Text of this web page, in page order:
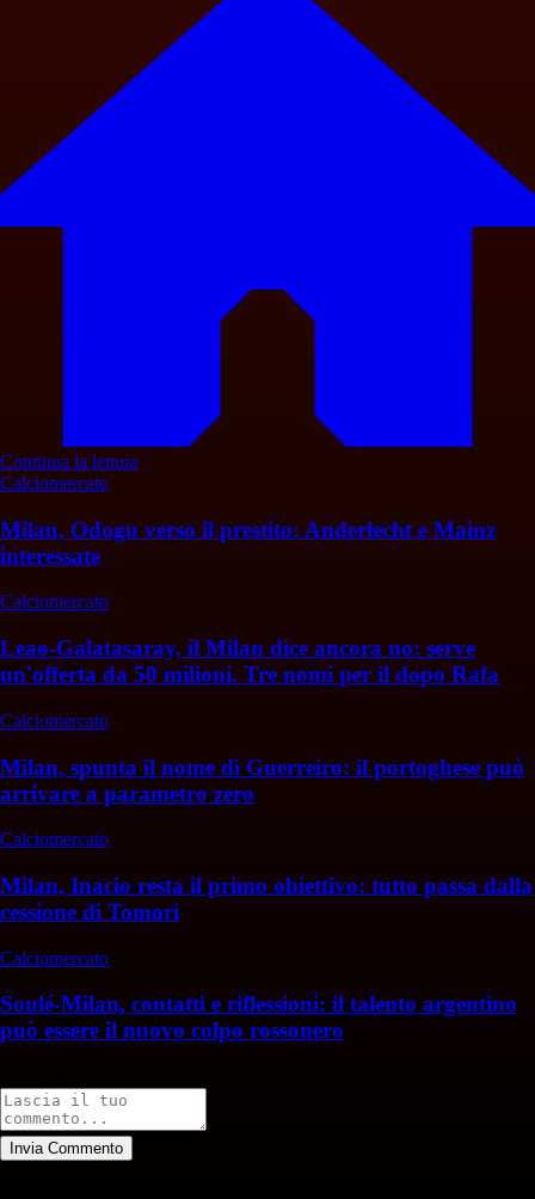
Continua la lettura
Calciomercato
Milan, Odogu verso il prestito: Anderlecht e Mainz
interessate
Calciomercato
Leao-Galatasaray, il Milan dice ancora no: serve
un'offerta da 50 milioni. Tre nomi per il dopo Rafa
Calciomercato
Milan, spunta il nome di Guerreiro: il portoghese può
arrivare a parametro zero
Calciomercato
Milan, Inacio resta il primo obiettivo: tutto passa dalla
cessione di Tomori
Calciomercato
Soulé-Milan, contatti e riflessioni: il talento argentino
può essere il nuovo colpo rossonero
Invia Commento